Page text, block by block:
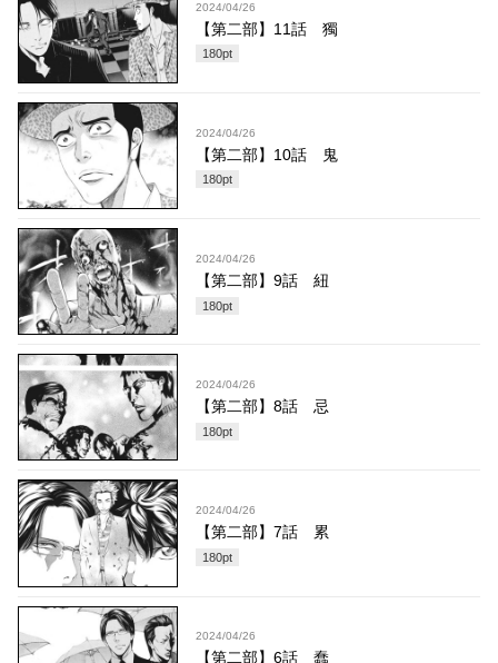
2024/04/26
【第二部】11話 獨
180pt
2024/04/26
【第二部】10話 鬼
180pt
2024/04/26
【第二部】9話 紐
180pt
2024/04/26
【第二部】8話 忌
180pt
2024/04/26
【第二部】7話 累
180pt
2024/04/26
【第二部】6話 蠢